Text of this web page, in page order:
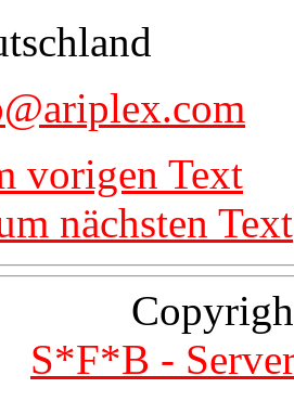
vorigen Text
nächsten Text
S*F*B -